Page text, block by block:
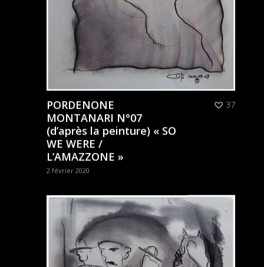
PORDENONE
MONTANARI N°07
(d’après la peinture) « SO
WE WERE /
L’AMAZZONE »
2 février 2020
37